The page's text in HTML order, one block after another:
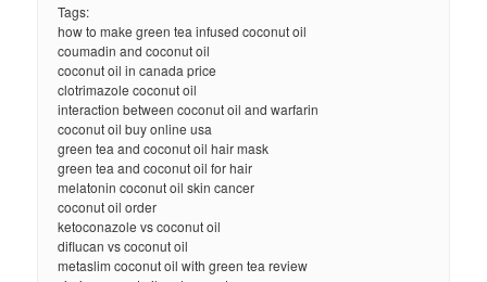
Tags:
how to make green tea infused coconut oil
coumadin and coconut oil
coconut oil in canada price
clotrimazole coconut oil
interaction between coconut oil and warfarin
coconut oil buy online usa
green tea and coconut oil hair mask
green tea and coconut oil for hair
melatonin coconut oil skin cancer
coconut oil order
ketoconazole vs coconut oil
diflucan vs coconut oil
metaslim coconut oil with green tea review